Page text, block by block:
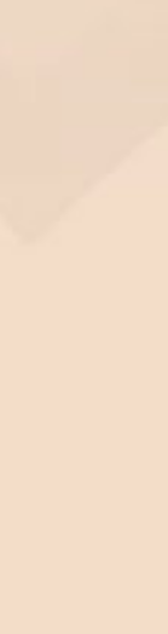
pacjentki.
okazują się
są badania
na stymulację
komórek